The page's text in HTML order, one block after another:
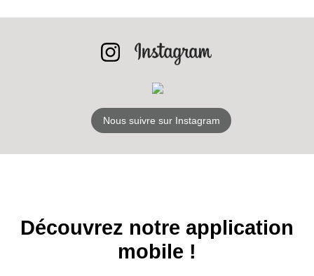
Nous suivre sur Instagram
Découvrez notre application
mobile !